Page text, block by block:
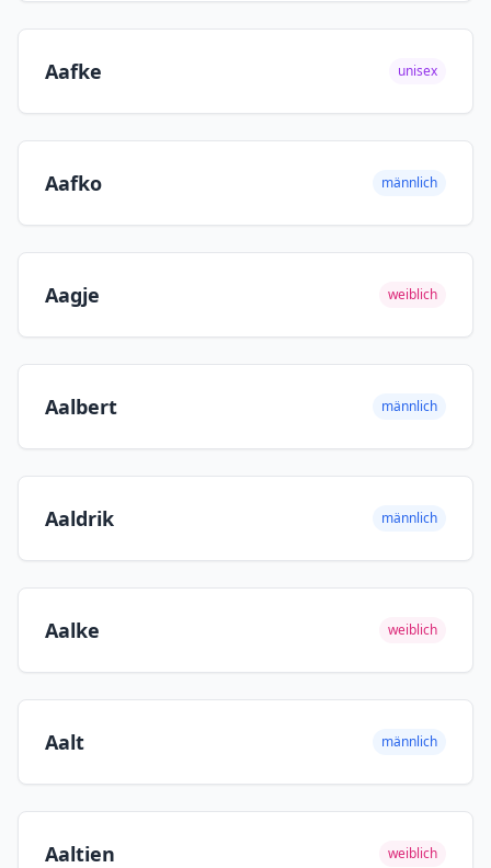
Aafke unisex
Aafko männlich
Aagje weiblich
Aalbert männlich
Aaldrik männlich
Aalke weiblich
Aalt männlich
Aaltien weiblich